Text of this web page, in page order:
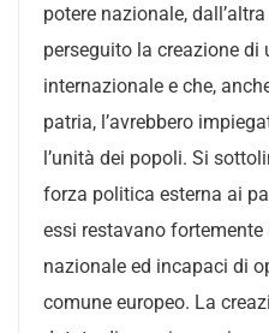
potere nazionale,
perseguito la creazione di
internazionale e che,
patria, l’avrebbero
l’unità dei popoli. Si
forza politica esterna ai
essi restavano
nazionale ed incapaci di
comune europeo. La